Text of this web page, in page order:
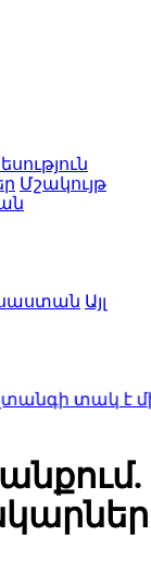
Մշակույթ
Այլ
տակ է մինչև